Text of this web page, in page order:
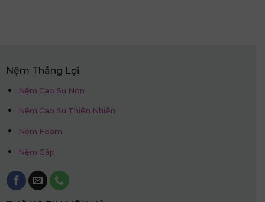
Nệm Thắng Lợi
Nệm Cao Su Non
Nệm Cao Su Thiên Nhiên
Nệm Foam
Nệm Gấp